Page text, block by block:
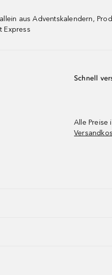
aus Adventskalendern,
Express
Schnell
Alle Preise